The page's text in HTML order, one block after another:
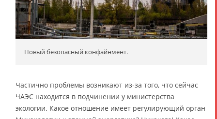
Новый безопасный конфайнмент.
Частично проблемы возникают из-за того, что сейчас
ЧАЭС находится в подчинении у министерства
экологии. Какое отношение имеет регулирующий орган